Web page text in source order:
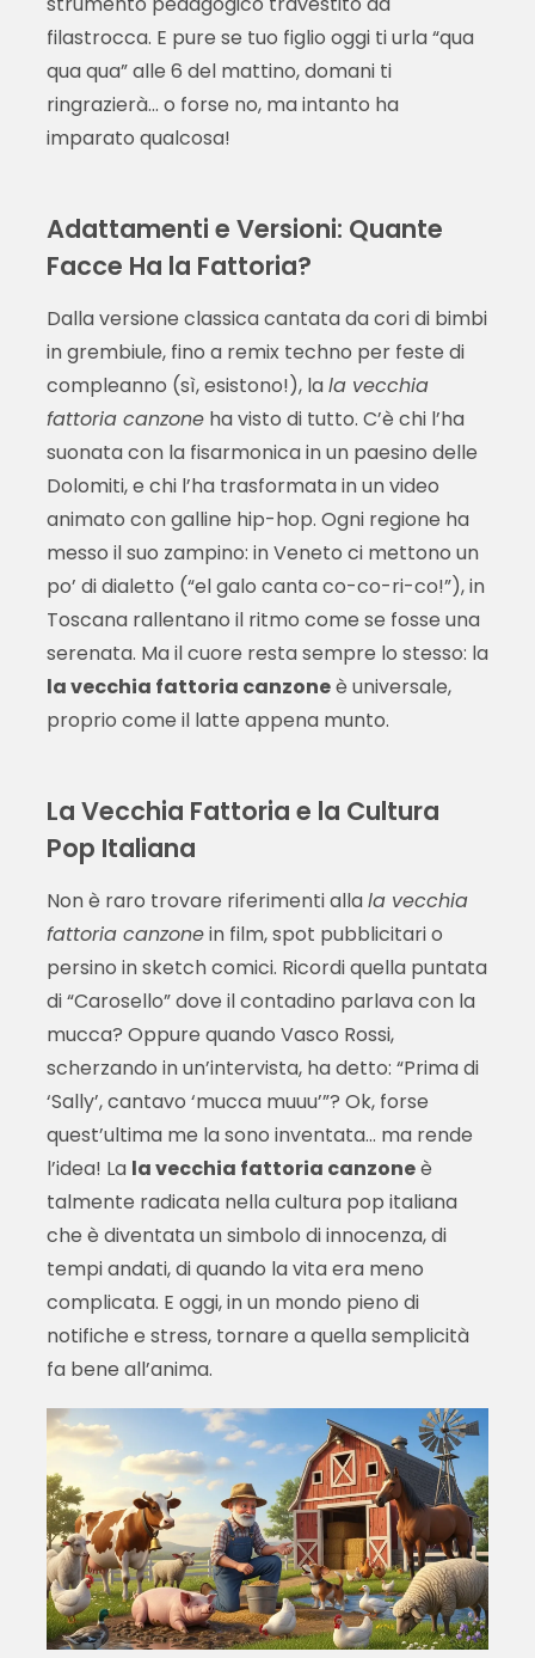
filastrocca. E pure se tuo figlio oggi ti urla “qua
qua qua” alle 6 del mattino, domani ti
ringrazierà… o forse no, ma intanto ha
imparato qualcosa!
Adattamenti e Versioni: Quante
Facce Ha la Fattoria?
Dalla versione classica cantata da cori di bimbi
in grembiule, fino a remix techno per feste di
compleanno (sì, esistono!), lala vecchia
fattoria canzoneha visto di tutto. C’è chi l’ha
suonata con la fisarmonica in un paesino delle
Dolomiti, e chi l’ha trasformata in un video
animato con galline hip-hop. Ogni regione ha
messo il suo zampino: in Veneto ci mettono un
po’ di dialetto (“el galo canta co-co-ri-co!”), in
Toscana rallentano il ritmo come se fosse una
serenata. Ma il cuore resta sempre lo stesso: la
la vecchia fattoria canzoneè universale,
proprio come il latte appena munto.
La Vecchia Fattoria e la Cultura
Pop Italiana
Non è raro trovare riferimenti allala vecchia
fattoria canzonein film, spot pubblicitari o
persino in sketch comici. Ricordi quella puntata
di “Carosello” dove il contadino parlava con la
mucca? Oppure quando Vasco Rossi,
scherzando in un’intervista, ha detto: “Prima di
‘Sally’, cantavo ‘mucca muuu’”? Ok, forse
quest’ultima me la sono inventata… ma rende
l’idea! La la vecchia fattoria canzoneè
talmente radicata nella cultura pop italiana
che è diventata un simbolo di innocenza, di
tempi andati, di quando la vita era meno
complicata. E oggi, in un mondo pieno di
notifiche e stress, tornare a quella semplicità
fa bene all’anima.